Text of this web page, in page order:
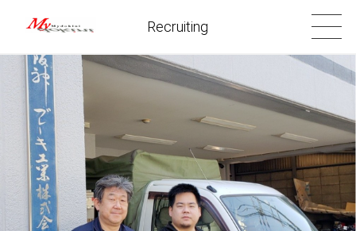
Recruiting